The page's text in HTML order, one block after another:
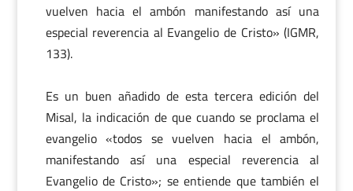
vuelven hacia el ambón manifestando así una
especial reverencia al Evangelio de Cristo» (IGMR,
133).
Es un buen añadido de esta tercera edición del
Misal, la indicación de que cuando se proclama el
evangelio «todos se vuelven hacia el ambón,
manifestando así una especial reverencia al
Evangelio de Cristo»; se entiende que también el